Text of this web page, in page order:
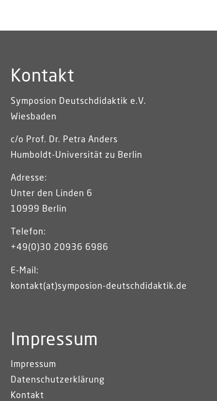
Kontakt
Symposion Deutschdidaktik e.V.
Wiesbaden
c/o Prof. Dr. Petra Anders
Humboldt-Universität zu Berlin
Adresse:
Unter den Linden 6
10999 Berlin
Telefon:
+49(0)30 20936 6986
E-Mail:
kontakt(at)symposion-deutschdidaktik.de
Impressum
Impressum
Datenschutzerklärung
Kontakt